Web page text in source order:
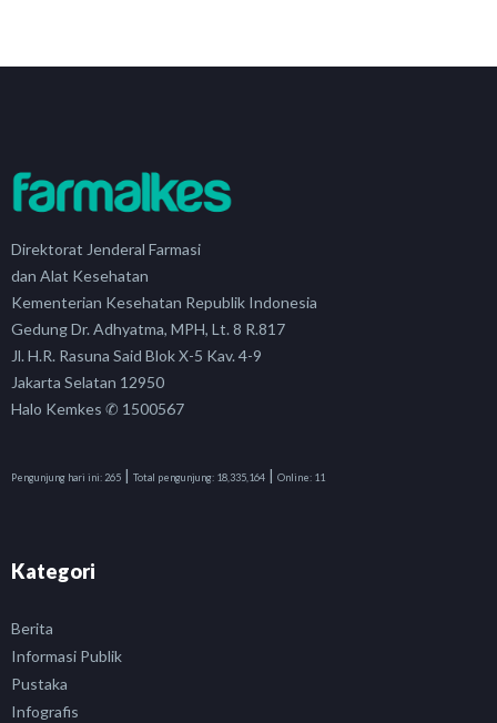
Direktorat Jenderal Farmasi
dan Alat Kesehatan
Kementerian Kesehatan Republik Indonesia
Gedung Dr. Adhyatma, MPH, Lt. 8 R.817
Jl. H.R. Rasuna Said Blok X-5 Kav. 4-9
Jakarta Selatan 12950
Halo Kemkes ✆ 1500567
Pengunjung hari ini:265 | Total pengunjung: 18,335,164 | Online: 11
Kategori
Berita
Informasi Publik
Pustaka
Infografis